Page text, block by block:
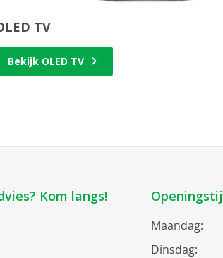
TV
Bekijk OLED TV
Kom langs!
Maandag:
Dinsdag: